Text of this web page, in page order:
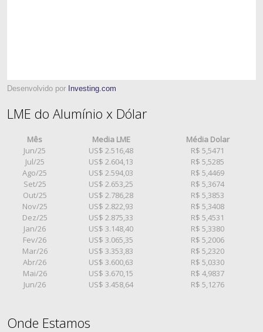
Desenvolvido por Investing.com
LME do Alumínio x Dólar
Mês Media LME
Média Dolar
Jun/25
US$ 2.516,48
R$ 5,5471
Jul/25
US$ 2.604,13
R$ 5,5285
Ago/25
US$ 2.594,03
R$ 5,4469
Set/25
US$ 2.653,25
R$ 5,3674
Out/25
US$ 2.786,28
R$ 5,3853
Nov/25
US$ 2.822,93
R$ 5,3408
Dez/25
US$ 2.875,33
R$ 5,4531
Jan/26
US$ 3.148,40
R$ 5,3380
Fev/26
US$ 3.065,35
R$ 5,2006
Mar/26
US$ 3.353,83
R$ 5,2320
Abr/26
US$ 3.600,63
R$ 5,0330
Mai/26
US$ 3.670,15
R$ 4,9837
Jun/26
US$ 3.458,64 R$ 5,1276
Onde Estamos